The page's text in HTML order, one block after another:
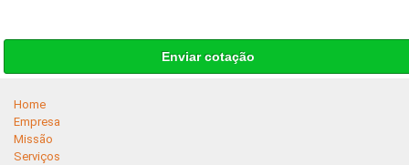
Enviar cotação
Home
Empresa
Missão
Serviços